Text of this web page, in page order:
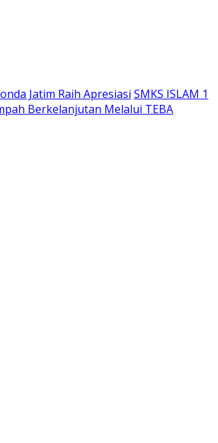
Jatim Raih Apresiasi SMKS ISLAM 1
Berkelanjutan Melalui TEBA